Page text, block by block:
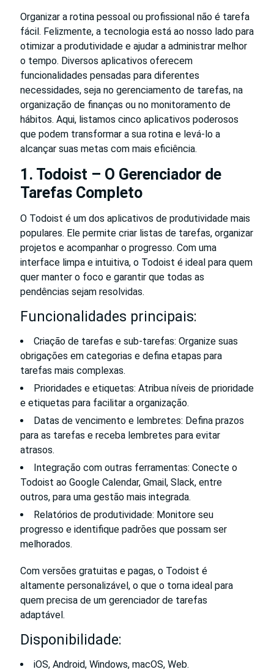
Organizar a rotina pessoal ou profissional não é tarefa
fácil. Felizmente, a tecnologia está ao nosso lado para
otimizar a produtividade e ajudar a administrar melhor
o tempo. Diversos aplicativos oferecem
funcionalidades pensadas para diferentes
necessidades, seja no gerenciamento de tarefas, na
organização de finanças ou no monitoramento de
hábitos. Aqui, listamos cinco aplicativos poderosos
que podem transformar a sua rotina e levá-lo a
alcançar suas metas com mais eficiência.
1. Todoist – O Gerenciador de
Tarefas Completo
O Todoist é um dos aplicativos de produtividade mais
populares. Ele permite criar listas de tarefas, organizar
projetos e acompanhar o progresso. Com uma
interface limpa e intuitiva, o Todoist é ideal para quem
quer manter o foco e garantir que todas as
pendências sejam resolvidas.
Funcionalidades principais:
Criação de tarefas e sub-tarefas: Organize suas
obrigações em categorias e defina etapas para
tarefas mais complexas.
Prioridades e etiquetas: Atribua níveis de prioridade
e etiquetas para facilitar a organização.
Datas de vencimento e lembretes: Defina prazos
para as tarefas e receba lembretes para evitar
atrasos.
Integração com outras ferramentas: Conecte o
Todoist ao Google Calendar, Gmail, Slack, entre
outros, para uma gestão mais integrada.
Relatórios de produtividade: Monitore seu
progresso e identifique padrões que possam ser
melhorados.
Com versões gratuitas e pagas, o Todoist é
altamente personalizável, o que o torna ideal para
quem precisa de um gerenciador de tarefas
adaptável.
Disponibilidade:
iOS, Android, Windows, macOS, Web.